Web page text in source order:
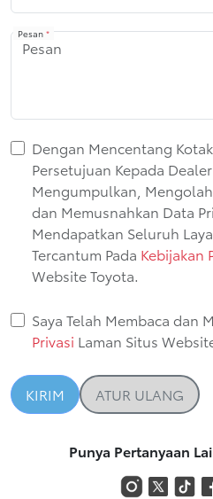
Pesan *
Dengan Mencentang
Persetujuan Kepada
Mengumpulkan,
dan Memusnahkan Data
Mendapatkan Seluruh
Tercantum Pada Kebijakan
Website Toyota.
Saya Telah Membaca dan
Privasi Laman Situs
KIRIM ATUR ULANG
Punya Pertanyaan